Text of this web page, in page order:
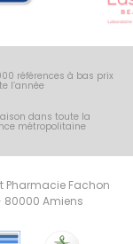
références à bas prix
l’année
dans toute la
métropolitaine
Pharmacie Fachon
80000 Amiens